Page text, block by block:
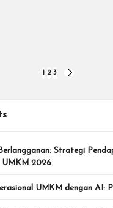
2 3
Strategi
UMKM 2026
UMKM dengan AI: